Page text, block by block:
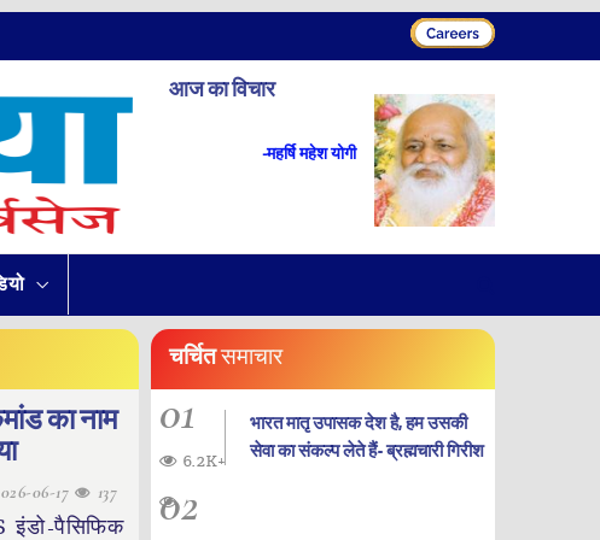
आज का विचार
-महर्षि महेश योगी
का नाम
06-17 137
इंडो-पैसिफिक
चर्चितसमाचार
01
भारत मातृ उपासक देश है, हम उसकी
सेवा का संकल्प लेते हैं- ब्रह्मचारी गिरीश
6.2K+
02